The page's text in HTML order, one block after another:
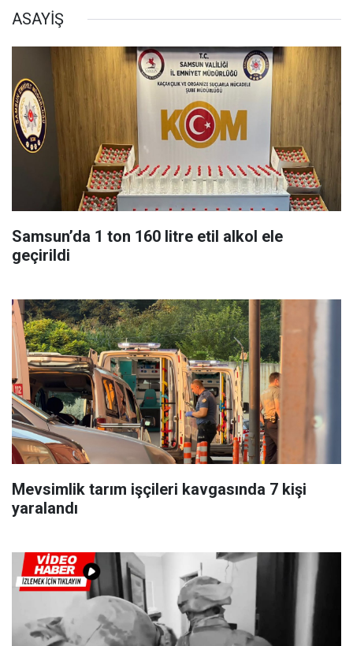
ASAYİŞ
Samsun’da 1 ton 160 litre etil alkol ele
geçirildi
Mevsimlik tarım işçileri kavgasında 7 kişi
yaralandı